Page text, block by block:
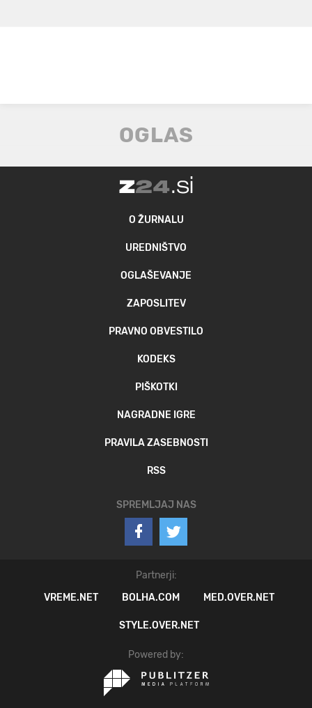
O ŽURNALU
UREDNIŠTVO
OGLAŠEVANJE
ZAPOSLITEV
PRAVNO OBVESTILO
KODEKS
PIŠKOTKI
NAGRADNE IGRE
PRAVILA ZASEBNOSTI
RSS
SPREMLJAJ NAS
Partnerji:
VREME.NET
BOLHA.COM MED.OVER.NET
STYLE.OVER.NET
Powered by: